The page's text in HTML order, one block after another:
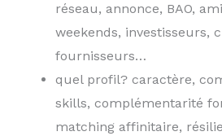
réseau, annonce, BAO,
weekends, investisseurs,
fournisseurs…
quel profil? caractère,
skills, complémentarité
matching affinitaire,